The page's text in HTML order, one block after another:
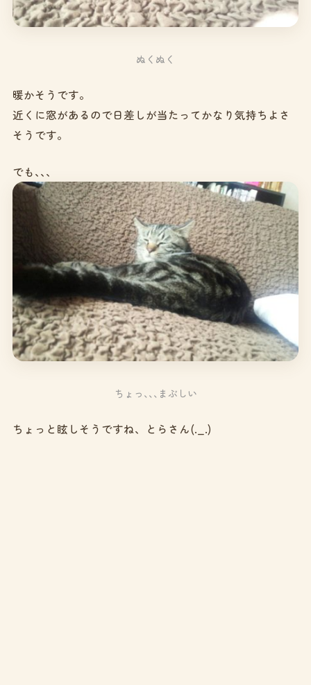
ぬくぬく
暖かそうです。
近くに窓があるので日差しが当たってかなり気持ちよさ
そうです。
でも､､､
ちょっ､､､まぶしい
ちょっと眩しそうですね、とらさん(._.)